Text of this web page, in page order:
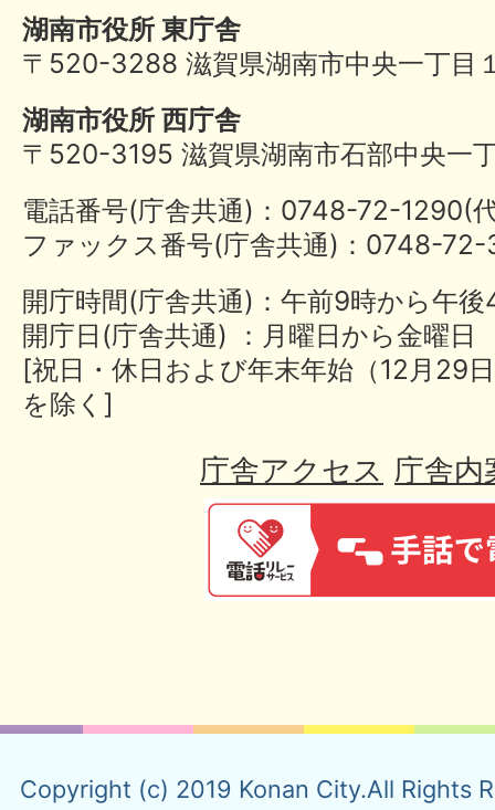
湖南市役所 東庁舎
〒520-3288 滋賀県湖南市中央一丁目
湖南市役所 西庁舎
〒520-3195 滋賀県湖南市石部中央一
電話番号(庁舎共通)：0748-72-
ファックス番号(庁舎共通)：0748-
開庁時間(庁舎共通)：午前9時から午
開庁日(庁舎共通) ：月曜日から金曜日
[祝日・休日および年末年始（12月29
を除く]
庁舎アクセス 庁舎内
Copyright (c) 2019 Konan City.All Rights